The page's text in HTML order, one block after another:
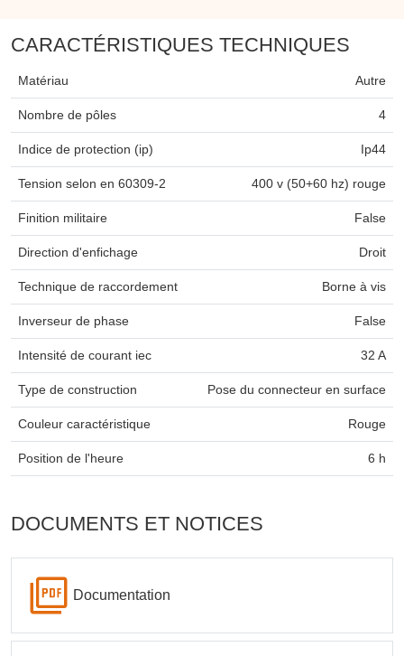
CARACTÉRISTIQUES TECHNIQUES
Matériau Autre
Nombre de pôles 4
Indice de protection (ip) Ip44
Tension selon en 60309-2 400 v (50+60 hz) rouge
Finition militaire False
Direction d'enfichage Droit
Technique de raccordement Borne à vis
Inverseur de phase False
Intensité de courant iec 32 A
Type de construction Pose du connecteur en surface
Couleur caractéristique Rouge
Position de l'heure 6 h
DOCUMENTS ET NOTICES
Documentation